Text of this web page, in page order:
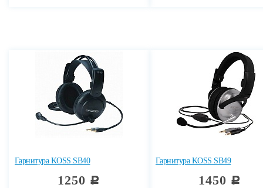
Гарнитура KOSS SB40
1250 c
Гарнитура KOSS SB49
1450 c